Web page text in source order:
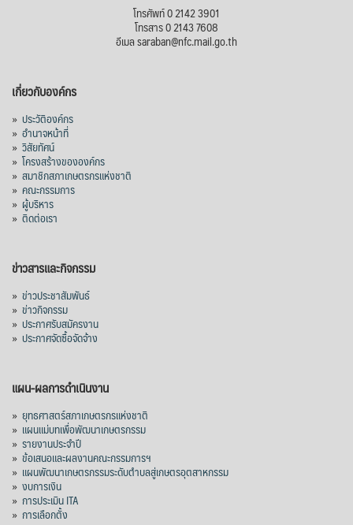
โทรศัพท์ 0 2142 3901
โทรสาร 0 2143 7608
อีเมล saraban@nfc.mail.go.th
เกี่ยวกับองค์กร
» ประวัติองค์กร
» อำนาจหน้าที่
» วิสัยทัศน์
» โครงสร้างขององค์กร
» สมาชิกสภาเกษตรกรแห่งชาติ
» คณะกรรมการ
» ผู้บริหาร
» ติดต่อเรา
ข่าวสารและกิจกรรม
» ข่าวประชาสัมพันธ์
» ข่าวกิจกรรม
» ประกาศรับสมัครงาน
» ประกาศจัดซื้อจัดจ้าง
แผน-ผลการดำเนินงาน
» ยุทธศาสตร์สภาเกษตรกรแห่งชาติ
» แผนแม่บทเพื่อพัฒนาเกษตรกรรม
» รายงานประจำปี
» ข้อเสนอและผลงานคณะกรรมการฯ
» แผนพัฒนาเกษตรกรรมระดับตำบลสู่เกษตรอุตสาหกรรม
» งบการเงิน
» การประเมิน ITA
» การเลือกตั้ง